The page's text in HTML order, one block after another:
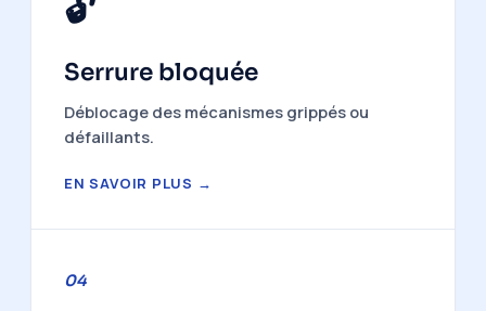
Serrure bloquée
Déblocage des mécanismes grippés ou
défaillants.
EN SAVOIR PLUS →
04